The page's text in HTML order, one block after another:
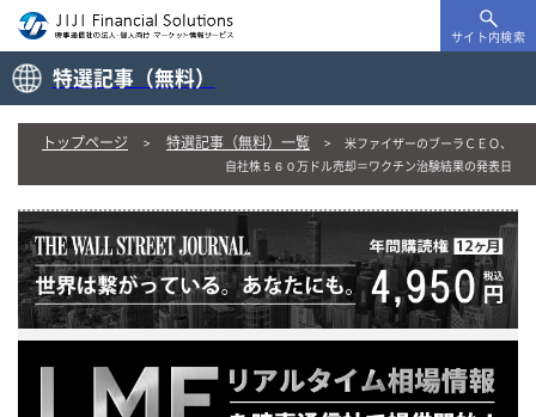
サイト内検索
特選記事（無料）
トップページ 特選記事（無料）一覧
米ファイザーのブーラＣＥＯ、
自社株５６０万ドル売却＝ワクチン治験結果の発表日